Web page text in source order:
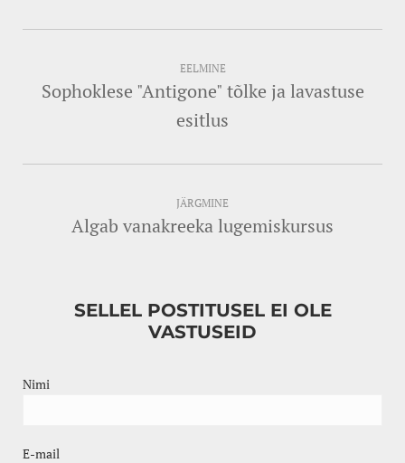
EELMINE
Sophoklese "Antigone" tõlke ja lavastuse
esitlus
JÄRGMINE
Algab vanakreeka lugemiskursus
SELLEL POSTITUSEL EI OLE
VASTUSEID
Nimi
E-mail